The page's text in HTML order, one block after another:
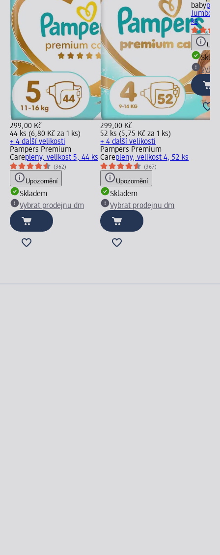
299,00 Kč
44 ks (6,80 Kč za 1 ks)
+ 4 další velikosti
Pampers Premium
Carepleny, velikost 5, 44 ks
(362)
Upozornění
Skladem
Vybrat prodejnu dm
299,00 Kč
52 ks (5,75 Kč za 1 ks)
+ 4 další velikosti
Pampers Premium
Carepleny, velikost 4, 52 ks
(367)
Upozornění
Skladem
Vybrat prodejnu dm
baby
Jumbo
ks